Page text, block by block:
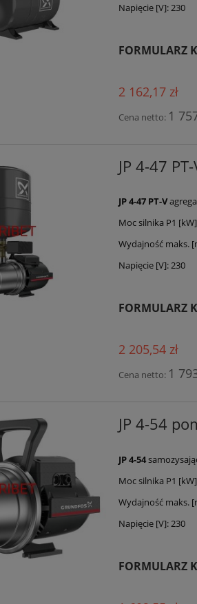
Napięcie [V]: 230
FORMULARZ
2 162,17 zł
Cena netto: 1
JP 4-47
JP 4-47 PT-V
Moc silnika P1
Wydajność maks.
Napięcie [V]: 230
FORMULARZ
2 205,54 zł
Cena netto: 1
JP 4-54
JP 4-54
Moc silnika P1
Wydajność maks.
Napięcie [V]: 230
FORMULARZ